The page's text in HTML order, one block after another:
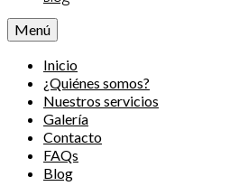
Menú
Inicio
¿Quiénes somos?
Nuestros servicios
Galería
Contacto
FAQs
Blog